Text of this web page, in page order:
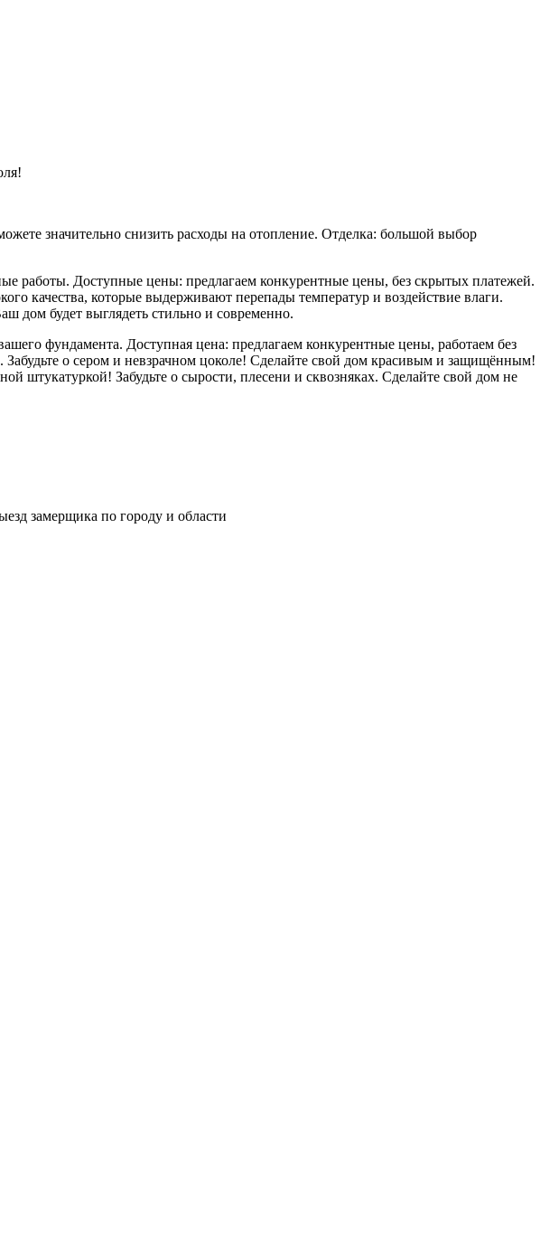
значительно снизить расходы на отопление. Отделка: большой выбор
работы. Доступные цены: предлагаем конкурентные цены, без скрытых платежей.
качества, которые выдерживают перепады температур и воздействие влаги.
дом будет выглядеть стильно и современно.
фундамента. Доступная цена: предлагаем конкурентные цены, работаем без
о сером и невзрачном цоколе! Сделайте свой дом красивым и защищённым!
штукатуркой! Забудьте о сырости, плесени и сквозняках. Сделайте свой дом не
замерщика по городу и области